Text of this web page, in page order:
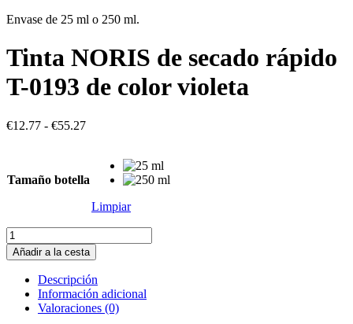
Envase de 25 ml o 250 ml.
Tinta NORIS de secado rápido
T-0193 de color violeta
€12.77 - €55.27Rango
desde
€12.77
€55.27
Tamaño botella
Limpiar
Tinta
NORIS
de
secado
rápido
Añadir a la cesta
Descripción
Información adicional
Valoraciones (0)